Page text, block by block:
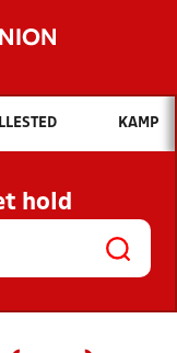
vil du søge efter?
OG NYHEDER
OG
KAMP
hold